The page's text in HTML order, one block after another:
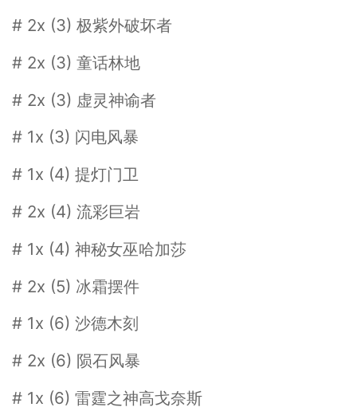
# 2x (3) 极紫外破坏者
# 2x (3) 童话林地
# 2x (3) 虚灵神谕者
# 1x (3) 闪电风暴
# 1x (4) 提灯门卫
# 2x (4) 流彩巨岩
# 1x (4) 神秘女巫哈加莎
# 2x (5) 冰霜摆件
# 1x (6) 沙德木刻
# 2x (6) 陨石风暴
# 1x (6) 雷霆之神高戈奈斯